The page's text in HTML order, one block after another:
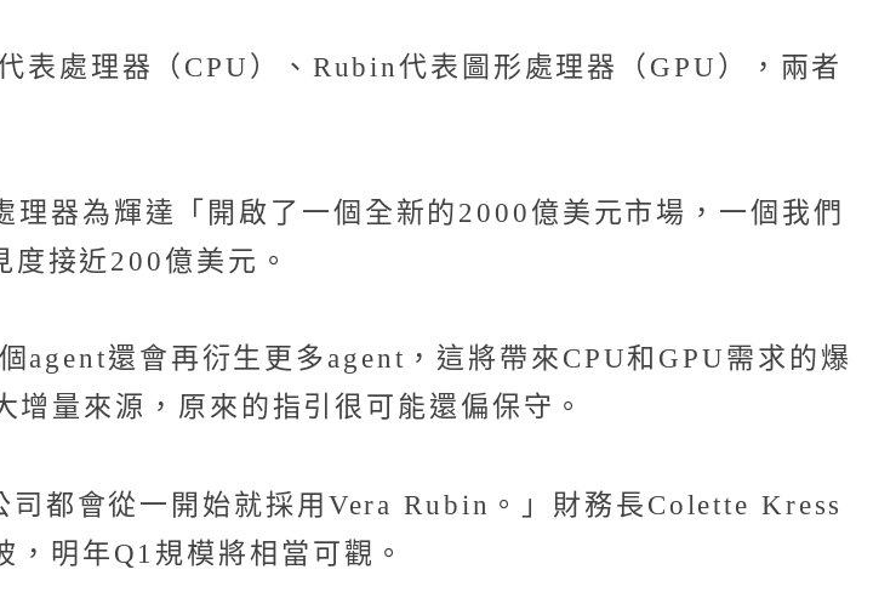
處理器（CPU）、Rubin代表圖形處理器（GPU），兩者
器為輝達「開啟了一個全新的2000億美元市場，一個我們
接近200億美元。
agent還會再衍生更多agent，這將帶來CPU和GPU需求的爆
量來源，原來的指引很可能還偏保守。
都會從一開始就採用Vera Rubin。」財務長Colette Kress
明年Q1規模將相當可觀。